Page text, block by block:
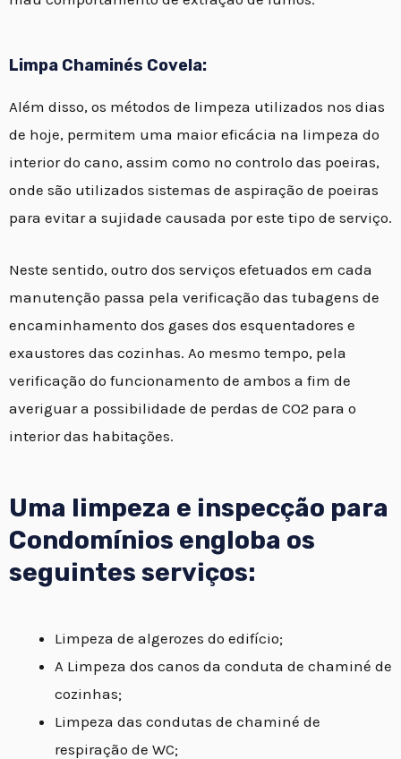
Limpa Chaminés Covela:
Além disso, os métodos de limpeza utilizados nos dias
de hoje, permitem uma maior eficácia na limpeza do
interior do cano, assim como no controlo das poeiras,
onde são utilizados sistemas de aspiração de poeiras
para evitar a sujidade causada por este tipo de serviço.
Neste sentido, outro dos serviços efetuados em cada
manutenção passa pela verificação das tubagens de
encaminhamento dos gases dos esquentadores e
exaustores das cozinhas. Ao mesmo tempo, pela
verificação do funcionamento de ambos a fim de
averiguar a possibilidade de perdas de CO2 para o
interior das habitações.
Uma limpeza e inspecção para
Condomínios engloba os
seguintes serviços:
Limpeza de algerozes do edifício;
A Limpeza dos canos da conduta de chaminé de
cozinhas;
Limpeza das condutas de chaminé de
respiração de WC;